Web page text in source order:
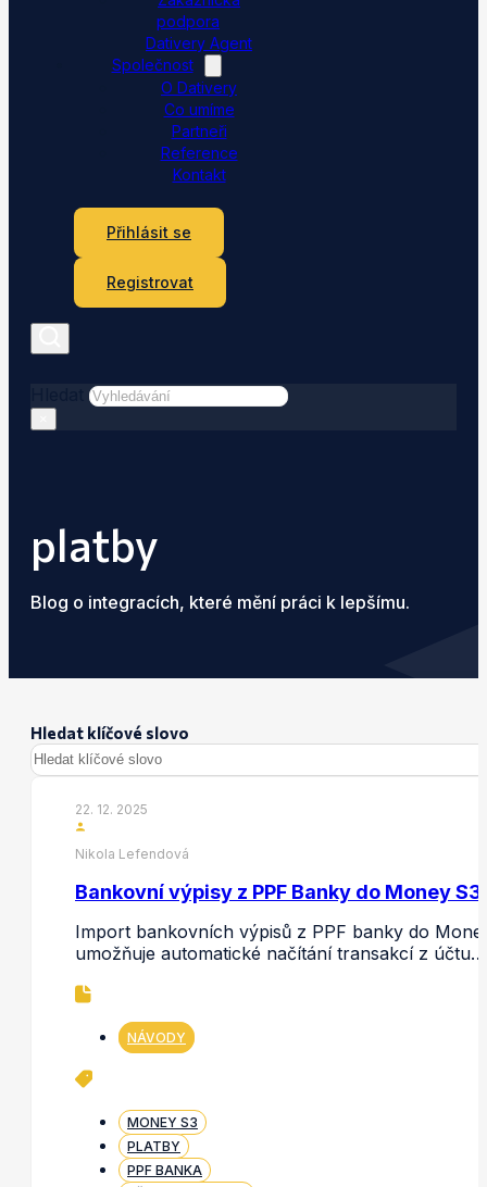
podpora
Dativery Agent
Společnost
O Dativery
Co umíme
Partneři
Reference
Kontakt
Přihlásit se
Registrovat
platby
Blog o integracích, které mění práci k lepšímu.
Hledat klíčové slovo
22. 12. 2025
Nikola Lefendová
Bankovní výpisy z PPF Banky do Money S3
Import bankovních výpisů z PPF banky do
umožňuje automatické načítání transakcí z účtu…
NÁVODY
MONEY S3
PLATBY
PPF BANKA